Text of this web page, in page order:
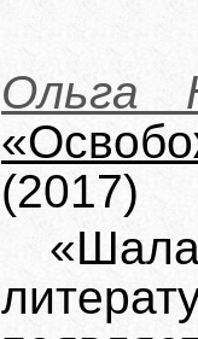
Ольга
(2017)